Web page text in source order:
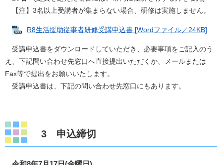
【注】3名以上受講者が集まらない場合、研修は実施しません。
R8生活援助従事者研修受講申込書 [Wordファイル／24KB]
受講申込書をダウンロードしていただき、必要事項をご記入のう
え、下記問い合わせ先窓口へ直接提出いただくか、メールまたは
Fax等で提出をお願いいたします。
受講申込書は、下記の問い合わせ先窓口にもあります。
3 申込締切